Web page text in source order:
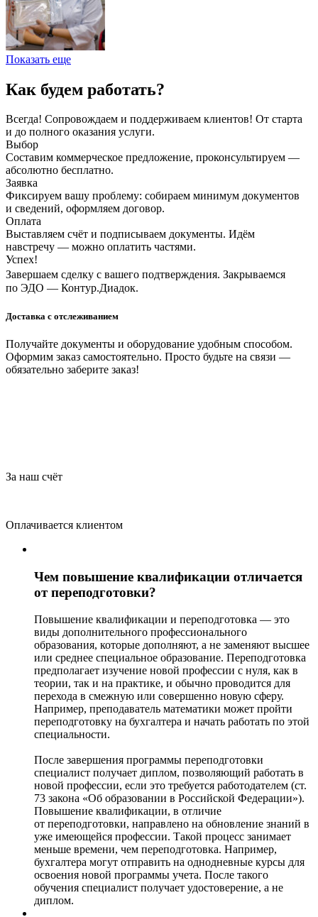
Показать еще
Как будем работать?
Всегда! Сопровождаем и поддерживаем клиентов! От старта
и до полного оказания услуги.
Выбор
Составим коммерческое предложение, проконсультируем —
абсолютно бесплатно.
Заявка
Фиксируем вашу проблему: собираем минимум документов
и сведений, оформляем договор.
Оплата
Выставляем счёт и подписываем документы. Идём
навстречу — можно оплатить частями.
Успех!
Завершаем сделку с вашего подтверждения. Закрываемся
по ЭДО — Контур.Диадок.
Доставка с отслеживанием
Получайте документы и оборудование удобным способом.
Оформим заказ самостоятельно. Просто будьте на связи —
обязательно заберите заказ!
За наш счёт
Оплачивается клиентом
Чем повышение квалификации отличается
от переподготовки?
Повышение квалификации и переподготовка — это
виды дополнительного профессионального
образования, которые дополняют, а не заменяют высшее
или среднее специальное образование. Переподготовка
предполагает изучение новой профессии с нуля, как в
теории, так и на практике, и обычно проводится для
перехода в смежную или совершенно новую сферу.
Например, преподаватель математики может пройти
переподготовку на бухгалтера и начать работать по этой
специальности.
После завершения программы переподготовки
специалист получает диплом, позволяющий работать в
новой профессии, если это требуется работодателем (ст.
73 закона «Об образовании в Российской Федерации»).
Повышение квалификации, в отличие
от переподготовки, направлено на обновление знаний в
уже имеющейся профессии. Такой процесс занимает
меньше времени, чем переподготовка. Например,
бухгалтера могут отправить на однодневные курсы для
освоения новой программы учета. После такого
обучения специалист получает удостоверение, а не
диплом.